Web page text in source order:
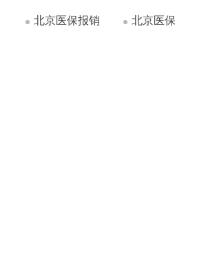
北京医保报销 北京医保